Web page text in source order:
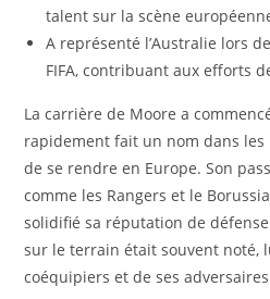
talent sur la scène
A représenté l’Australie lors
FIFA, contribuant aux efforts
La carrière de Moore a
rapidement fait un nom dans
de se rendre en Europe. Son
comme les Rangers et le
solidifié sa réputation de
sur le terrain était souvent noté,
coéquipiers et de ses